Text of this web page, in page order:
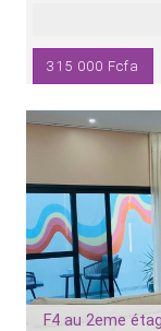
315 000 Fcfa
F4 au 2eme